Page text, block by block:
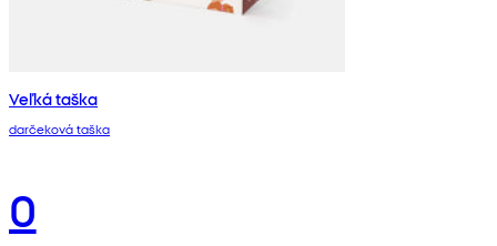
Veľká taška
darčeková taška
0